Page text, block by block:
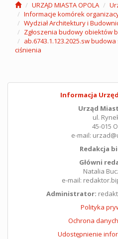
URZĄD MIASTA OPOLA
Informacje komórek
Wydział Architektury i
Zgłoszenia budowy obiektów
ab.6743.1.123.2025.sw
ciśnienia
Informacja
Urząd
ul.
45-015
e-mail:
Redakcja
Główni
Natalia
e-mail:
Administrator:
Polityka
Ochrona
Udostępnienie